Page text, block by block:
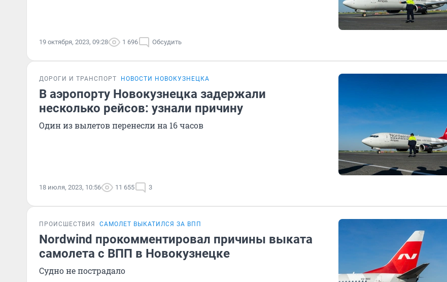
19 октября, 2023, 09:28 1 696 Обсудить
ДОРОГИ И ТРАНСПОРТ НОВОСТИ НОВОКУЗНЕЦКА
В аэропорту Новокузнецка задержали
несколько рейсов: узнали причину
Один из вылетов перенесли на 16 часов
18 июля, 2023, 10:56 11 655 3
ПРОИСШЕСТВИЯ САМОЛЕТ ВЫКАТИЛСЯ ЗА ВПП
Nordwind прокомментировал причины выката
самолета с ВПП в Новокузнецке
Судно не пострадало